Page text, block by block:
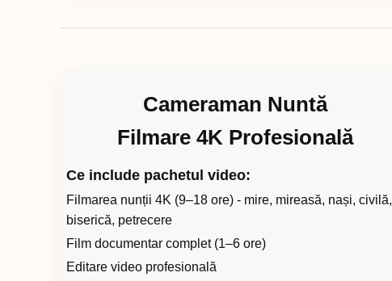
Cameraman Nuntă
Filmare 4K Profesională
Ce include pachetul video:
Filmarea nunții 4K (9–18 ore) - mire, mireasă, nași, civilă,
biserică, petrecere
Film documentar complet (1–6 ore)
Editare video profesională